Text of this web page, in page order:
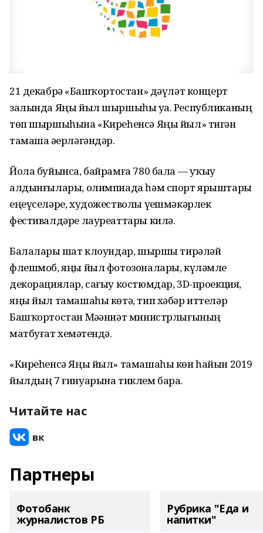
21 декабрҙә «Башҡортостан» дәүләт концерт
залында Яңы йыл шыршыһы уҙа. Республиканың
төп шыршыһына «Киреһенсә Яңы йыл» тигән
тамаша әҙерләгәндәр.
Йола буйынса, байрамға 780 бала — уҡыу
алдынғылары, олимпиада һәм спорт ярыштары
еңеүселәре, художестволы үҙешмәкәрлек
фестивалдәре лауреаттары килә.
Балаларҙы шат клоундар, шыршы тирәләй
флешмоб, яңы йыл фотозоналары, күләмле
декорациялар, сағыу костюмдар, 3D-проекция,
яңы йыл тамашаһы көтә, тип хәбәр иттеләр
Башҡортостан Мәҙәниәт министрлығының
матбуғат хеҙмәтендә.
«Киреһенсә Яңы йыл» тамашаһы көн һайын 2019
йылдың 7 ғинуарына тиклем бара.
Читайте нас
Партнеры
Фотобанк
журналистов РБ
Рубрика "Еда и
напитки"